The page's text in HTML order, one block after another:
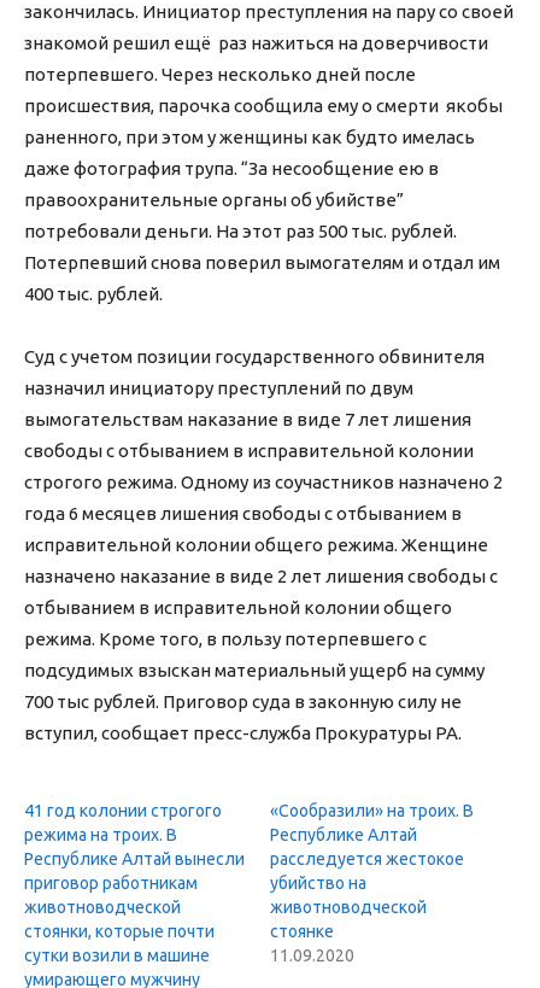
закончилась. Инициатор преступления на пару со своей
знакомой решил ещё раз нажиться на доверчивости
потерпевшего. Через несколько дней после
происшествия, парочка сообщила ему о смерти якобы
раненного, при этом у женщины как будто имелась
даже фотография трупа. “За несообщение ею в
правоохранительные органы об убийстве”
потребовали деньги. На этот раз 500 тыс. рублей.
Потерпевший снова поверил вымогателям и отдал им
400 тыс. рублей.
Суд с учетом позиции государственного обвинителя
назначил инициатору преступлений по двум
вымогательствам наказание в виде 7 лет лишения
свободы с отбыванием в исправительной колонии
строгого режима. Одному из соучастников назначено 2
года 6 месяцев лишения свободы с отбыванием в
исправительной колонии общего режима. Женщине
назначено наказание в виде 2 лет лишения свободы с
отбыванием в исправительной колонии общего
режима. Кроме того, в пользу потерпевшего с
подсудимых взыскан материальный ущерб на сумму
700 тыс рублей. Приговор суда в законную силу не
вступил, сообщает пресс-служба Прокуратуры РА.
41 год колонии строгого
режима на троих. В
Республике Алтай вынесли
приговор работникам
животноводческой
стоянки, которые почти
сутки возили в машине
умирающего мужчину
«Сообразили» на троих. В
Республике Алтай
расследуется жестокое
убийство на
животноводческой
стоянке
11.09.2020